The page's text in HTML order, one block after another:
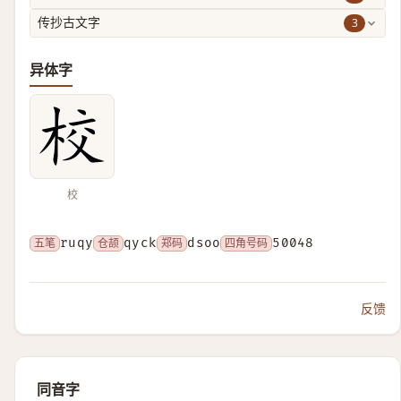
传抄古文字 3
异体字
校
五笔 ruqy 仓颉 qyck 郑码 dsoo 四角号码 50048
反馈
同音字